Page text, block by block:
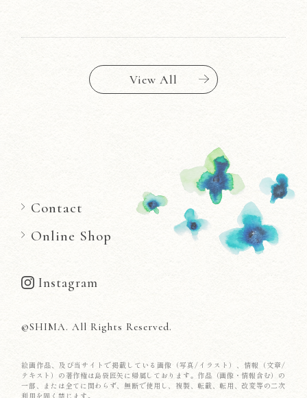
View All
Contact
Online Shop
Instagram
©SHIMA. All Rights Reserved.
絵画作品、及び当サイトで掲載している画像（写真/イラスト）、情報（文章/
テキスト）の著作権は島袋匠矢に帰属しております。作品（画像・情報含む）の
一部、または全てに関わらず、無断で使用し、複製、転載、転用、改変等の二次
利用を固く禁じます。